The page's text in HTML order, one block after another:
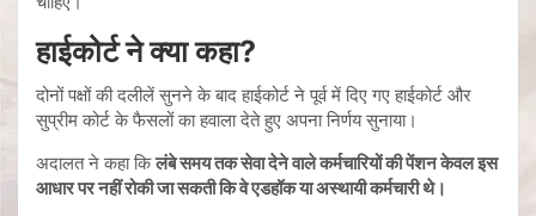
हाईकोर्ट ने क्या कहा?
दोनों पक्षों की दलीलें सुनने के बाद हाईकोर्ट ने पूर्व में दिए गए हाईकोर्ट और
सुप्रीम कोर्ट के फैसलों का हवाला देते हुए अपना निर्णय सुनाया।
अदालत ने कहा किलंबे समय तक सेवा देने वाले कर्मचारियों की पेंशन केवल इस
आधार पर नहीं रोकी जा सकती कि वे एडहॉक या अस्थायी कर्मचारी थे।